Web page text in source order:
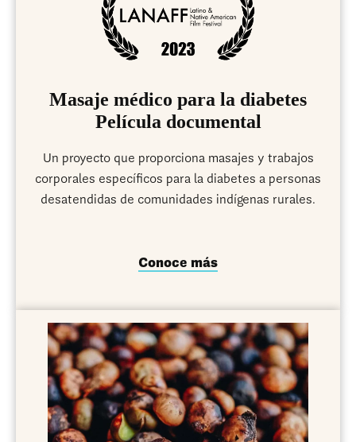
Masaje médico para la diabetes
Película documental
Un proyecto que proporciona masajes y trabajos
corporales específicos para la diabetes a personas
desatendidas de comunidades indígenas rurales.
Conoce más